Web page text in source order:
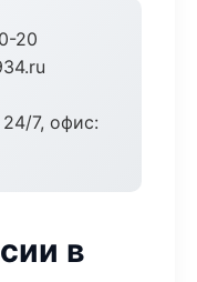
20
7, офис:
в